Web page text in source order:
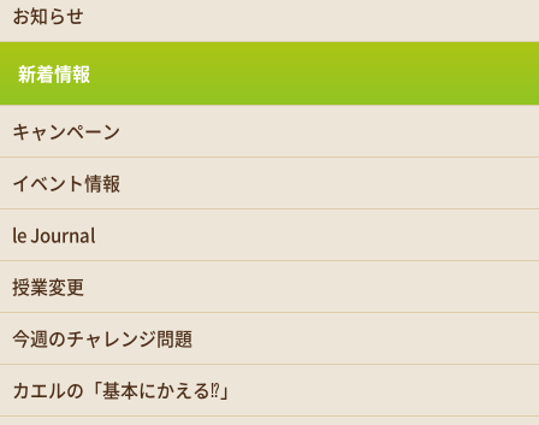
お知らせ
新着情報
キャンペーン
イベント情報
le Journal
授業変更
今週のチャレンジ問題
カエルの「基本にかえる⁉」